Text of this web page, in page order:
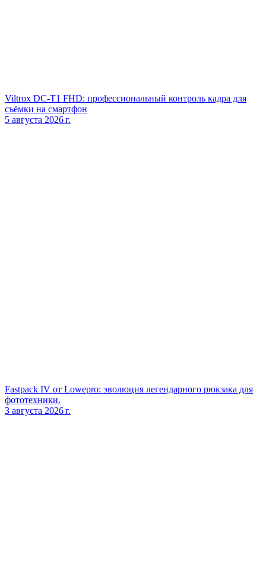
Viltrox DC‑T1 FHD: профессиональный контроль кадра для
съёмки на смартфон
5 августа 2026 г.
Fastpack IV от Lowepro: эволюция легендарного рюкзака для
фототехники.
3 августа 2026 г.